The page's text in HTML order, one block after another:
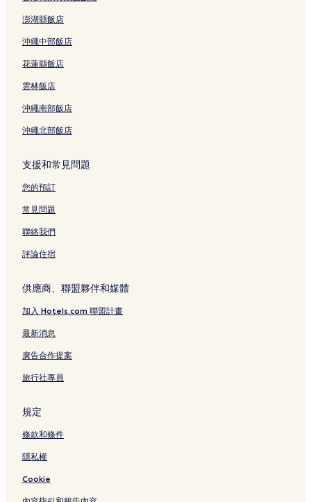
澎湖縣飯店
沖繩中部飯店
花蓮縣飯店
雲林飯店
沖繩南部飯店
沖繩北部飯店
支援和常見問題
您的預訂
常見問題
聯絡我們
評論住宿
供應商、聯盟夥伴和媒體
加入 Hotels.com 聯盟計畫
最新消息
廣告合作提案
旅行社專員
規定
條款和條件
隱私權
Cookie